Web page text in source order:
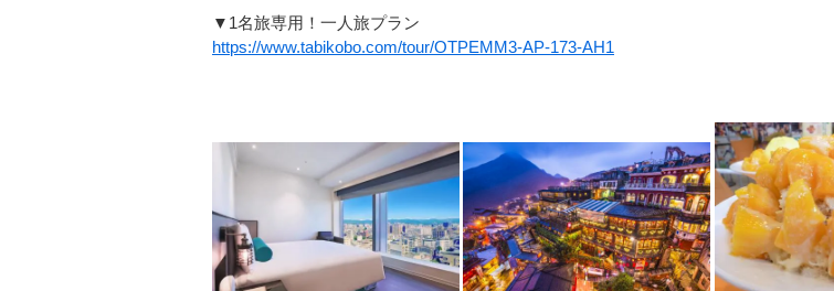
▼1名旅専用！一人旅プラン
https://www.tabikobo.com/tour/OTPEMM3-AP-173-AH1